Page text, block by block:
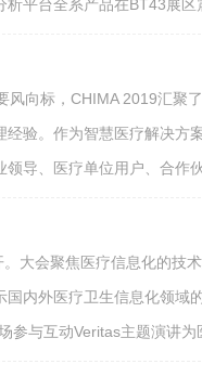
平台全系产品在BT43展区
向标，CHIMA 2019汇聚
验。作为智慧医疗解决方
导、医疗单位用户、合作
大会聚焦医疗信息化的技
内外医疗卫生信息化领域
与互动Veritas主题演讲为